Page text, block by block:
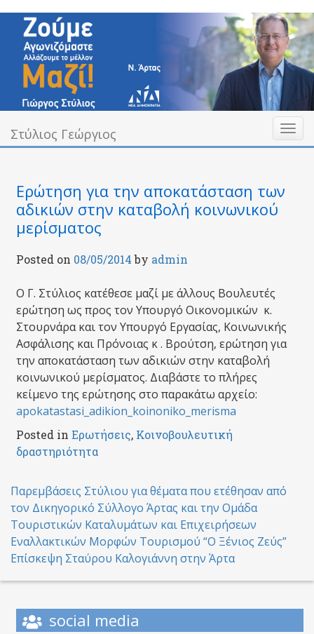
content
Στύλιος Γεώργιος
Υπεύθυνα Δίπλα σας Toggle
Στύλιος Γεώργιος
Ερώτηση για την αποκατάσταση των
αδικιών στην καταβολή κοινωνικού
μερίσματος
Posted on 08/05/2014by admin
Ο Γ. Στύλιος κατέθεσε μαζί με άλλους Βουλευτές
ερώτηση ως προς τον Υπουργό Οικονομικών κ.
Στουρνάρα και τον Υπουργό Εργασίας, Κοινωνικής
Ασφάλισης και Πρόνοιας κ . Βρούτση, ερώτηση για
την αποκατάσταση των αδικιών στην καταβολή
κοινωνικού μερίσματος. Διαβάστε το πλήρες
κείμενο της ερώτησης στο παρακάτω αρχείο:
apokatastasi_adikion_koinoniko_merisma
Posted in Ερωτήσεις, Κοινοβουλευτική
δραστηριότητα
Post
navigation
Παρεμβάσεις Στύλιου για θέματα που ετέθησαν από
τον Δικηγορικό Σύλλογο Άρτας και την Ομάδα
Τουριστικών Καταλυμάτων και Επιχειρήσεων
Εναλλακτικών Μορφών Τουρισμού “Ο Ξένιος Ζεύς”
Επίσκεψη Σταύρου Καλογιάννη στην Άρτα
social media